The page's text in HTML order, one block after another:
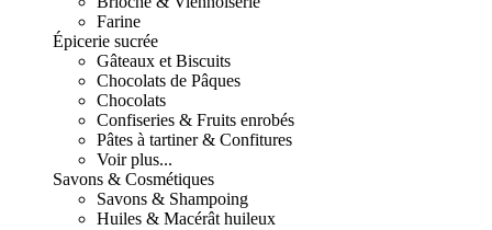
Farine
Épicerie sucrée
Gâteaux et Biscuits
Chocolats de Pâques
Chocolats
Confiseries & Fruits enrobés
Pâtes à tartiner & Confitures
Voir plus...
Savons & Cosmétiques
Savons & Shampoing
Huiles & Macérât huileux